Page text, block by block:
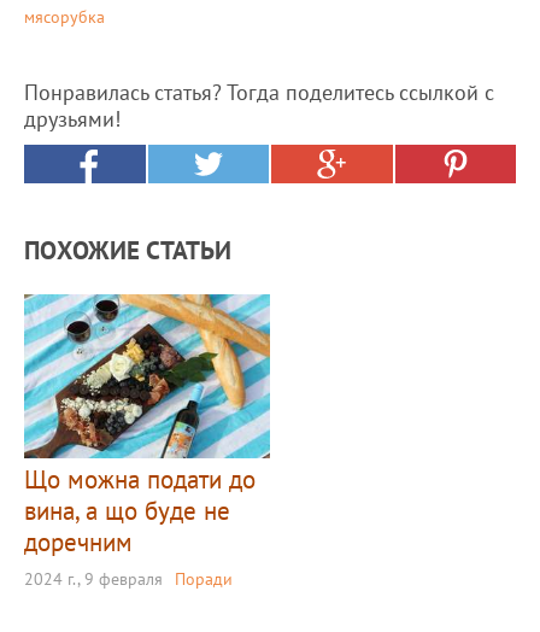
мясорубка
Понравилась статья? Тогда поделитесь ссылкой с
друзьями!
ПОХОЖИЕ СТАТЬИ
Що можна подати до
вина, а що буде не
доречним
2024 г., 9 февраля Поради